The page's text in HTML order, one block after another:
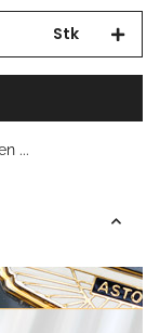
Stk
...